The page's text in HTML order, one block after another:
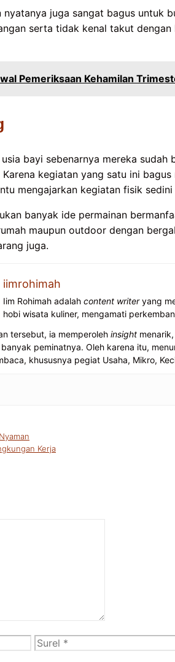
nyatanya juga sangat bagus untuk
serta tidak kenal takut
Pemeriksaan Kehamilan
bayi sebenarnya mereka
Karena kegiatan yang satu ini
mengajarkan kegiatan fisik
banyak ide permainan
maupun outdoor dengan
juga.
iimrohimah
Iim Rohimah adalah content writeryang
hobi wisata kuliner, mengamati
tersebut, ia memperoleh insightmenarik,
peminatnya. Oleh karena itu,
khususnya pegiat Usaha, Mikro,
Kerja
Surel